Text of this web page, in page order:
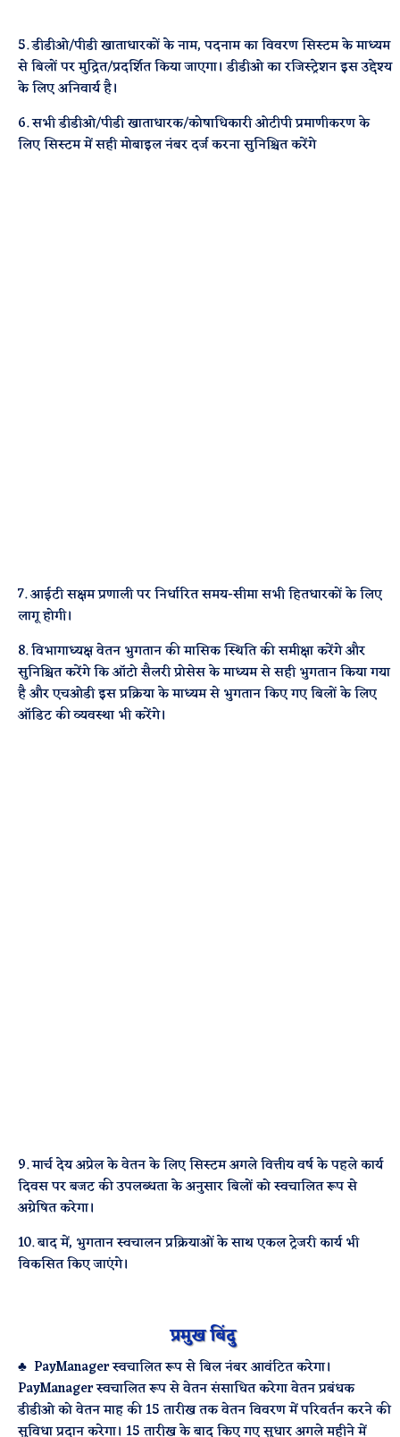
5. डीडीओ/पीडी खाताधारकों के नाम, पदनाम का विवरण सिस्टम के माध्यम
से बिलों पर मुद्रित/प्रदर्शित किया जाएगा। डीडीओ का रजिस्ट्रेशन इस उद्देश्य
के लिए अनिवार्य है।
6. सभी डीडीओ/पीडी खाताधारक/कोषाधिकारी ओटीपी प्रमाणीकरण के
लिए सिस्टम में सही मोबाइल नंबर दर्ज करना सुनिश्चित करेंगे
7. आईटी सक्षम प्रणाली पर निर्धारित समय-सीमा सभी हितधारकों के लिए
लागू होगी।
8. विभागाध्यक्ष वेतन भुगतान की मासिक स्थिति की समीक्षा करेंगे और
सुनिश्चित करेंगे कि ऑटो सैलरी प्रोसेस के माध्यम से सही भुगतान किया गया
है और एचओडी इस प्रक्रिया के माध्यम से भुगतान किए गए बिलों के लिए
ऑडिट की व्यवस्था भी करेंगे।
9. मार्च देय अप्रेल के वेतन के लिए सिस्टम अगले वित्तीय वर्ष के पहले कार्य
दिवस पर बजट की उपलब्धता के अनुसार बिलों को स्वचालित रूप से
अग्रेषित करेगा।
10. बाद में, भुगतान स्वचालन प्रक्रियाओं के साथ एकल ट्रेजरी कार्य भी
विकसित किए जाएंगे।
प्रमुख बिंदु
♣ PayManager स्वचालित रूप से बिल नंबर आवंटित करेगा।
PayManager स्वचालित रूप से वेतन संसाधित करेगा वेतन प्रबंधक
डीडीओ को वेतन माह की 15 तारीख तक वेतन विवरण में परिवर्तन करने की
सुविधा प्रदान करेगा। 15 तारीख के बाद किए गए सुधार अगले महीने में